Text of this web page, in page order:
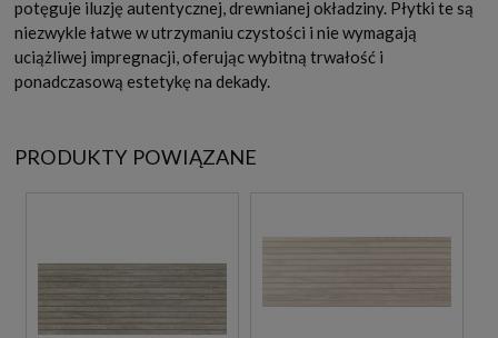
potęguje iluzję autentycznej, drewnianej okładziny. Płytki te są
niezwykle łatwe w utrzymaniu czystości i nie wymagają
uciążliwej impregnacji, oferując wybitną trwałość i
ponadczasową estetykę na dekady.
PRODUKTY POWIĄZANE